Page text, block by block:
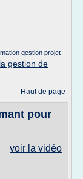
gestion projet
gestion de
Haut de page
pour
voir la vidéo